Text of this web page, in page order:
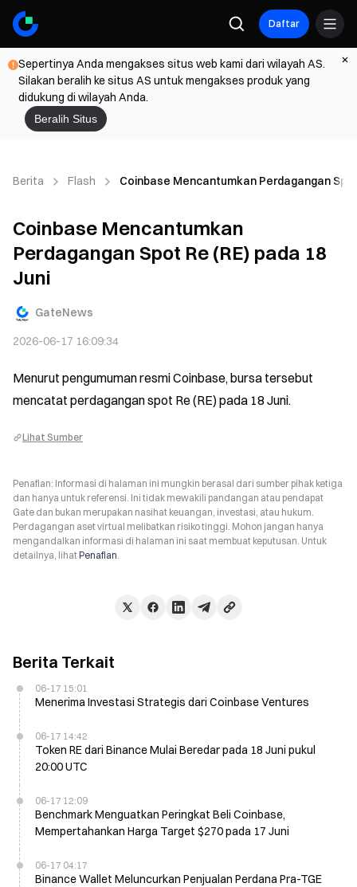
Daftar
Sepertinya Anda mengakses situs web kami dari wilayah AS.
Silakan beralih ke situs AS untuk mengakses produk yang
didukung di wilayah Anda.
Beralih Situs
Berita Flash Coinbase Mencantumkan Perdagangan Spot
Coinbase Mencantumkan
Perdagangan Spot Re (RE) pada 18
Juni
GateNews
2026-06-17 16:09:34
Menurut pengumuman resmi Coinbase, bursa tersebut
mencatat perdagangan spot Re (RE) pada 18 Juni.
Lihat Sumber
Penafian: Informasi di halaman ini mungkin berasal dari sumber pihak ketiga
dan hanya untuk referensi. Ini tidak mewakili pandangan atau pendapat
Gate dan bukan merupakan nasihat keuangan, investasi, atau hukum.
Perdagangan aset virtual melibatkan risiko tinggi. Mohon jangan hanya
mengandalkan informasi di halaman ini saat membuat keputusan. Untuk
detailnya, lihatPenafian.
Berita Terkait
06-17 15:01
Menerima Investasi Strategis dari Coinbase Ventures
06-17 14:42
Token RE dari Binance Mulai Beredar pada 18 Juni pukul
20:00 UTC
06-17 12:09
Benchmark Menguatkan Peringkat Beli Coinbase,
Mempertahankan Harga Target $270 pada 17 Juni
06-17 04:17
Binance Wallet Meluncurkan Penjualan Perdana Pra-TGE